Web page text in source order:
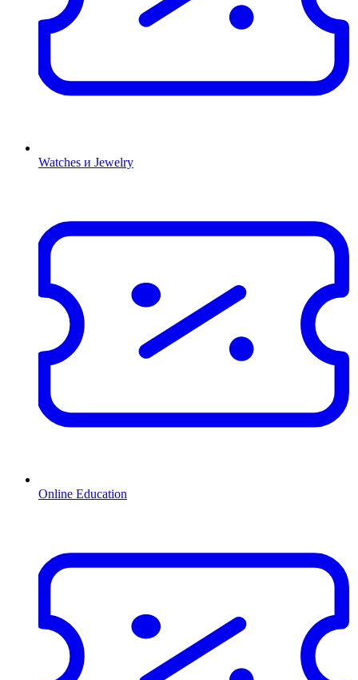
Watches и Jewelry
Online Education